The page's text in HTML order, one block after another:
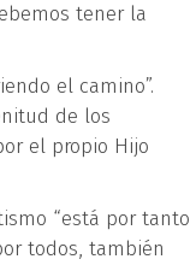
tener la
el camino”.
de los
el propio Hijo
“está por tanto
todos, también